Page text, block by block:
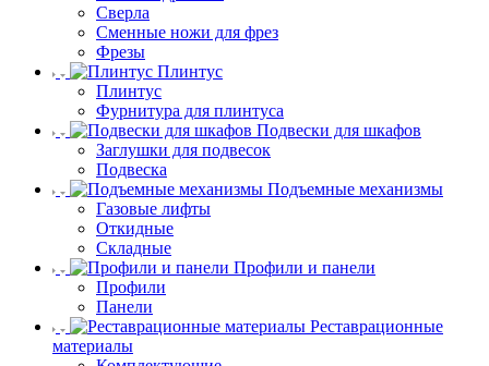
Сверла
Сменные ножи для фрез
Фрезы
Плинтус
Плинтус
Фурнитура для плинтуса
Подвески для шкафов
Заглушки для подвесок
Подвеска
Подъемные механизмы
Газовые лифты
Откидные
Складные
Профили и панели
Профили
Панели
Реставрационные
материалы